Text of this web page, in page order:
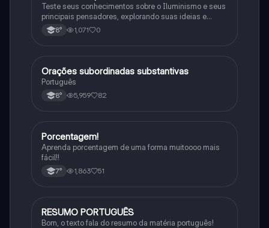
Teste seus conhecimentos sobre o Iluminismo e seus
principais pensadores, explorando suas ideias e
impacto histórico.
8° 1,071 0
Português
Orações subordinadas substantivas
Português
8° 5,959 82
Matematica
Porcentagem!
Aprenda porcentagem de uma forma muitoooo mais
fácil!!
7° 1,863 51
Português
RESUMO PORTUGUÊS
Bom, o texto fala do resumo da matéria português!